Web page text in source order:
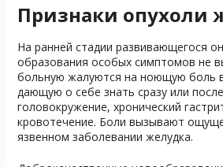
Признаки опухоли
На ранней стадии развивающегося
образования особых симптомов не
больную жалуются на ноющую боль
дающую о себе знать сразу или
головокружение, хронический
кровотечение. Боли вызывают
язвенном заболевании желудка.